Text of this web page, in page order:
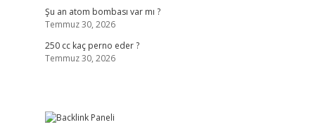
Şu an atom bombası var mı ?
Temmuz 30, 2026
250 cc kaç perno eder ?
Temmuz 30, 2026